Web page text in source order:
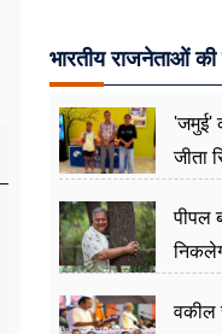
भारतीय राजनेताओं
'जमुई'
जीता
पीपल
वकील